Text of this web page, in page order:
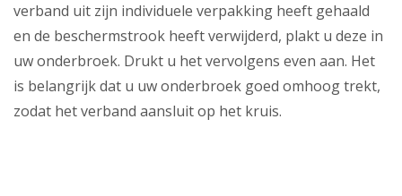
verband uit zijn individuele verpakking heeft gehaald
en de beschermstrook heeft verwijderd, plakt u deze in
uw onderbroek. Drukt u het vervolgens even aan. Het
is belangrijk dat u uw onderbroek goed omhoog trekt,
zodat het verband aansluit op het kruis.